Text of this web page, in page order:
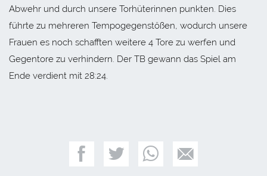
Abwehr und durch unsere Torhüterinnen punkten. Dies
führte zu mehreren Tempogegenstößen, wodurch unsere
Frauen es noch schafften weitere 4 Tore zu werfen und
Gegentore zu verhindern. Der TB gewann das Spiel am
Ende verdient mit 28:24.